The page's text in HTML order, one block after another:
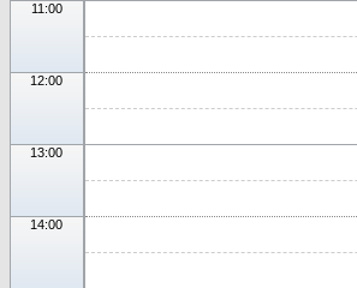
11:00
12:00
13:00
14:00